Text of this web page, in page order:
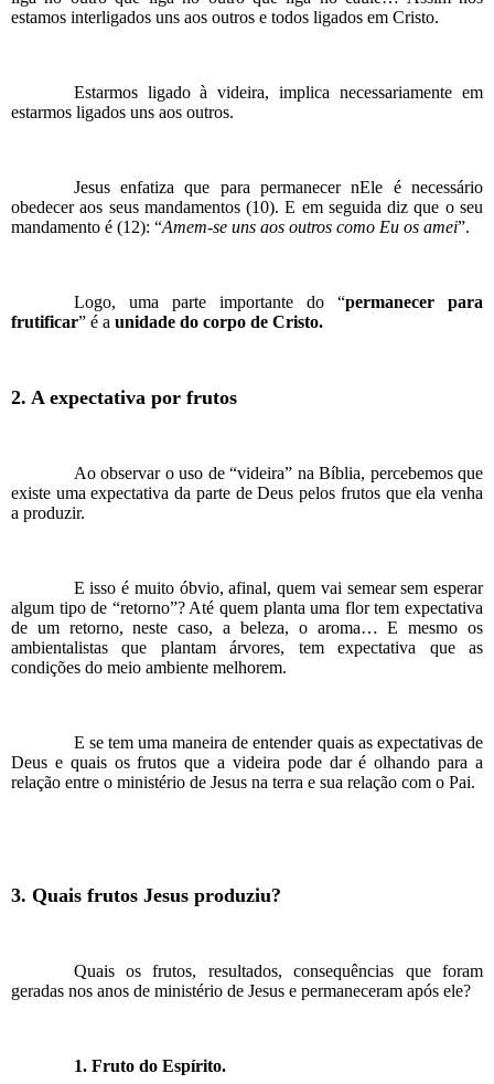
estamos interligados uns aos outros e todos ligados em Cristo.
Estarmos ligado à videira, implica necessariamente em
estarmos ligados uns aos outros.
Jesus enfatiza que para permanecer nEle é necessário
obedecer aos seus mandamentos (10). E em seguida diz que o seu
mandamento é (12): “Amem-se uns aos outros como Eu os amei”.
Logo, uma parte importante do “permanecer para
frutificar” é a unidade do corpo de Cristo.
2. A expectativa por frutos
Ao observar o uso de “videira” na Bíblia, percebemos que
existe uma expectativa da parte de Deus pelos frutos que ela venha
a produzir.
E isso é muito óbvio, afinal, quem vai semear sem esperar
algum tipo de “retorno”? Até quem planta uma flor tem expectativa
de um retorno, neste caso, a beleza, o aroma… E mesmo os
ambientalistas que plantam árvores, tem expectativa que as
condições do meio ambiente melhorem.
E se tem uma maneira de entender quais as expectativas de
Deus e quais os frutos que a videira pode dar é olhando para a
relação entre o ministério de Jesus na terra e sua relação com o Pai.
3. Quais frutos Jesus produziu?
Quais os frutos, resultados, consequências que foram
geradas nos anos de ministério de Jesus e permaneceram após ele?
1. Fruto do Espírito.